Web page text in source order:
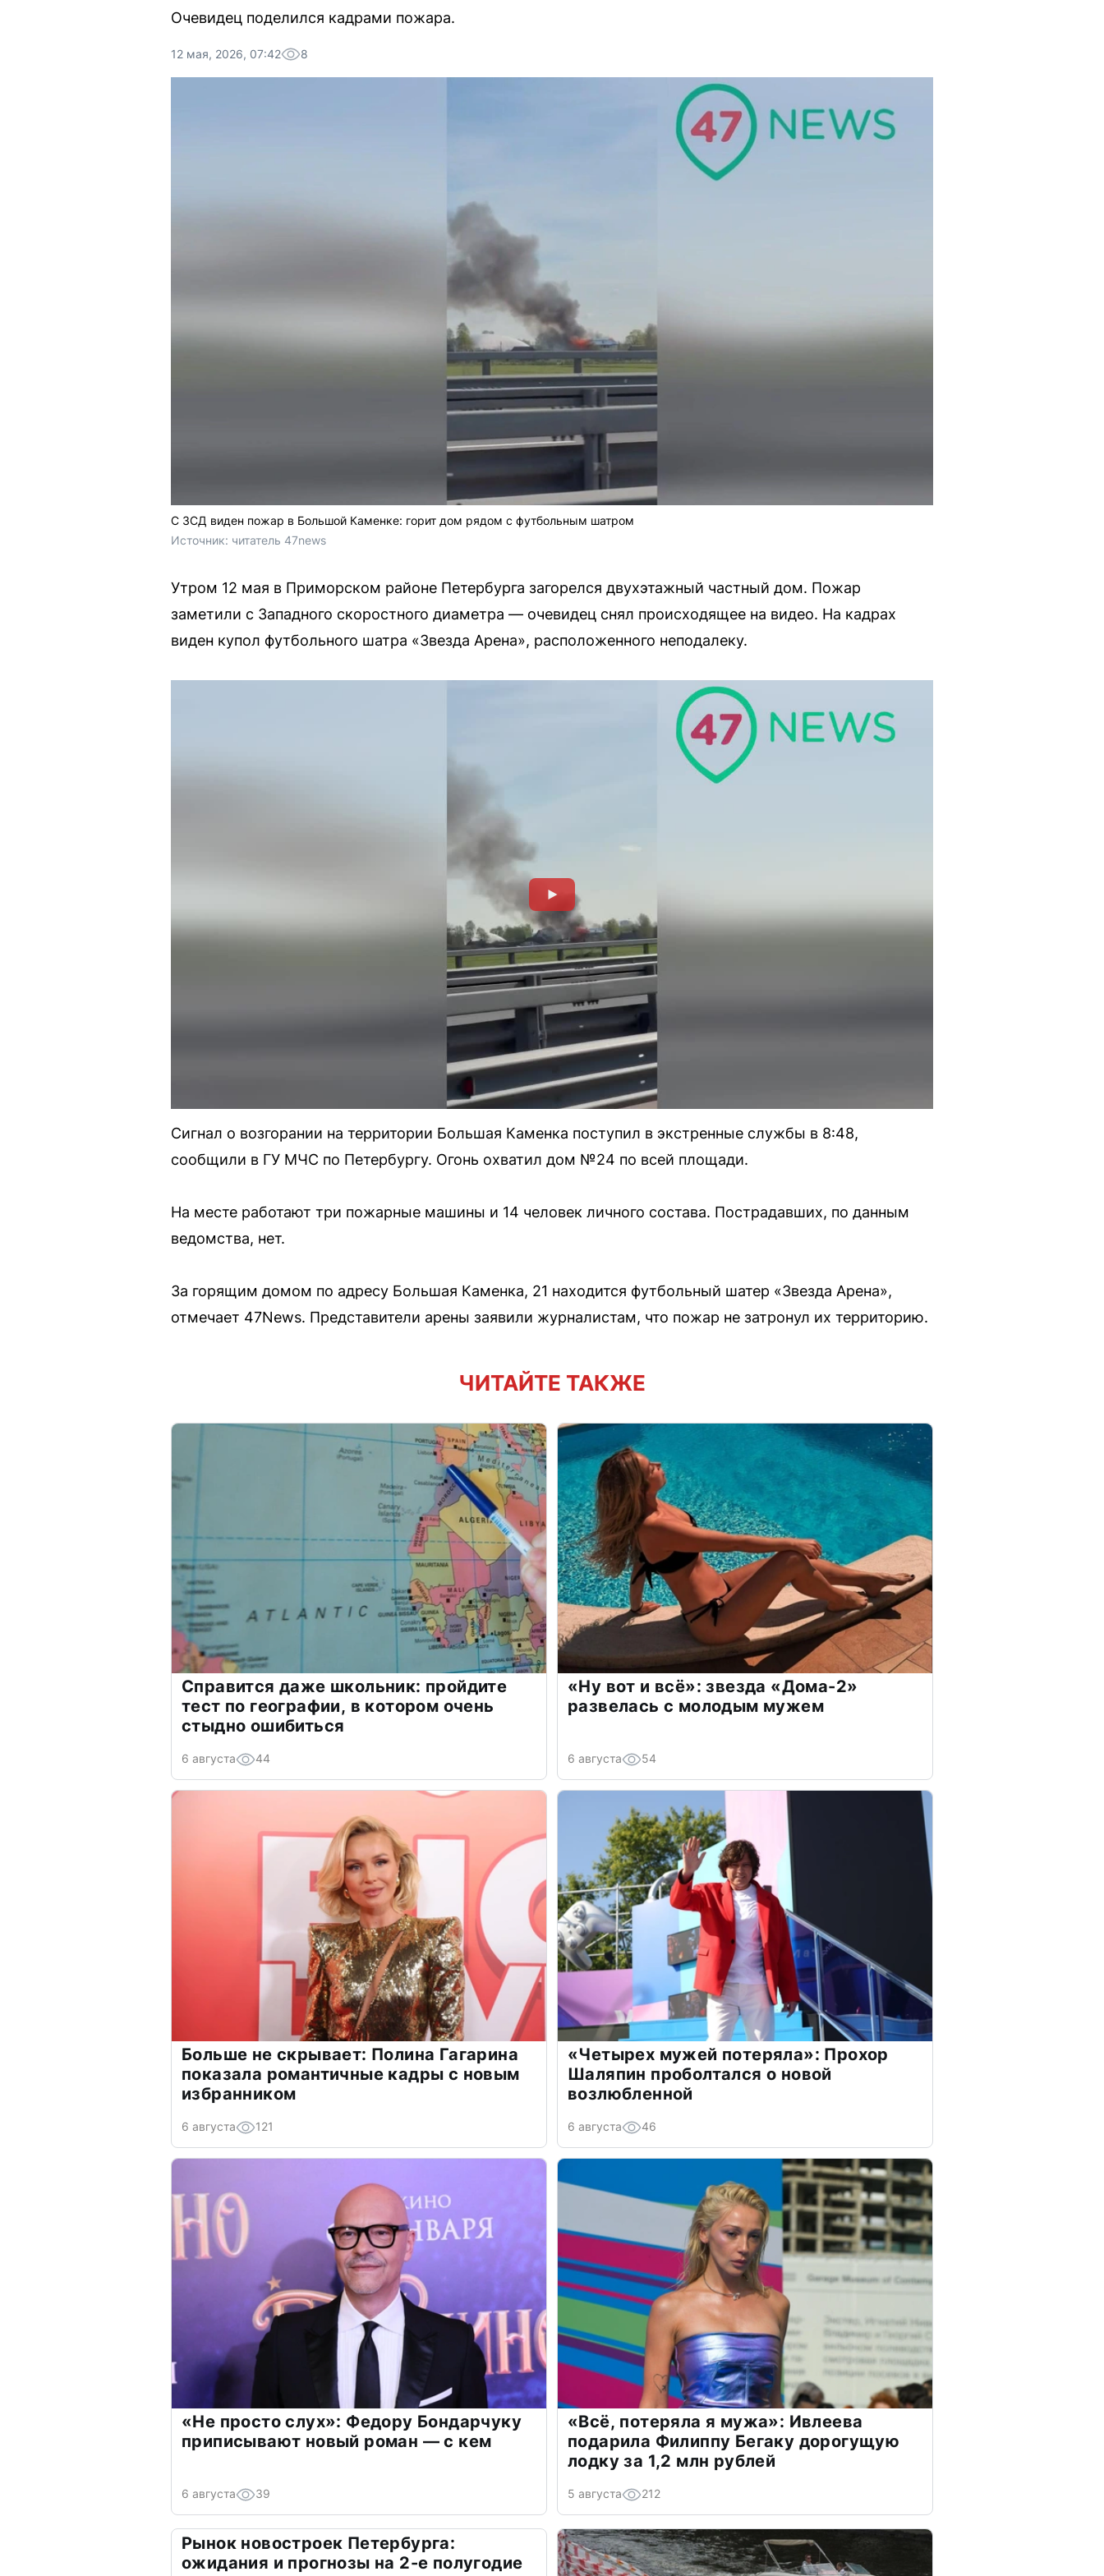
Очевидец поделился кадрами пожара.
12 мая, 2026, 07:42 8
С ЗСД виден пожар в Большой Каменке: горит дом рядом с футбольным шатром
Источник: читатель 47news
Утром 12 мая в Приморском районе Петербурга загорелся двухэтажный частный дом. Пожар
заметили с Западного скоростного диаметра — очевидец снял происходящее на видео. На кадрах
виден купол футбольного шатра «Звезда Арена», расположенного неподалеку.
Сигнал о возгорании на территории Большая Каменка поступил в экстренные службы в 8:48,
сообщили в ГУ МЧС по Петербургу. Огонь охватил дом №24 по всей площади.
На месте работают три пожарные машины и 14 человек личного состава. Пострадавших, по данным
ведомства, нет.
За горящим домом по адресу Большая Каменка, 21 находится футбольный шатер «Звезда Арена»,
отмечает 47News. Представители арены заявили журналистам, что пожар не затронул их территорию.
ЧИТАЙТЕ ТАКЖЕ
Справится даже школьник: пройдите
тест по географии, в котором очень
стыдно ошибиться
6 августа 44
«Ну вот и всё»: звезда «Дома-2»
развелась с молодым мужем
6 августа 54
Больше не скрывает: Полина Гагарина
показала романтичные кадры с новым
избранником
6 августа 121
«Четырех мужей потеряла»: Прохор
Шаляпин проболтался о новой
возлюбленной
6 августа 46
«Не просто слух»: Федору Бондарчуку
приписывают новый роман — с кем
6 августа 39
«Всё, потеряла я мужа»: Ивлеева
подарила Филиппу Бегаку дорогущую
лодку за 1,2 млн рублей
5 августа 212
Рынок новостроек Петербурга:
ожидания и прогнозы на 2-е полугодие